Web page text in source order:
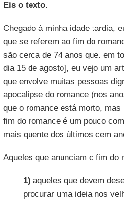
Eis o texto.
Chegado à minha idade tardia,
que se referem ao fim do
são cerca de 74 anos que, em
dia 15 de agosto], eu vejo um
que envolve muitas pessoas
apocalipse do romance (nos
que o romance está morto,
fim do romance é um pouco
mais quente dos últimos cem
Aqueles que anunciam o fim do
1) aqueles que devem
procurar uma ideia nos